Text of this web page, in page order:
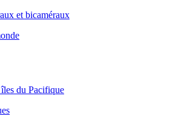
et bicaméraux
du Pacifique